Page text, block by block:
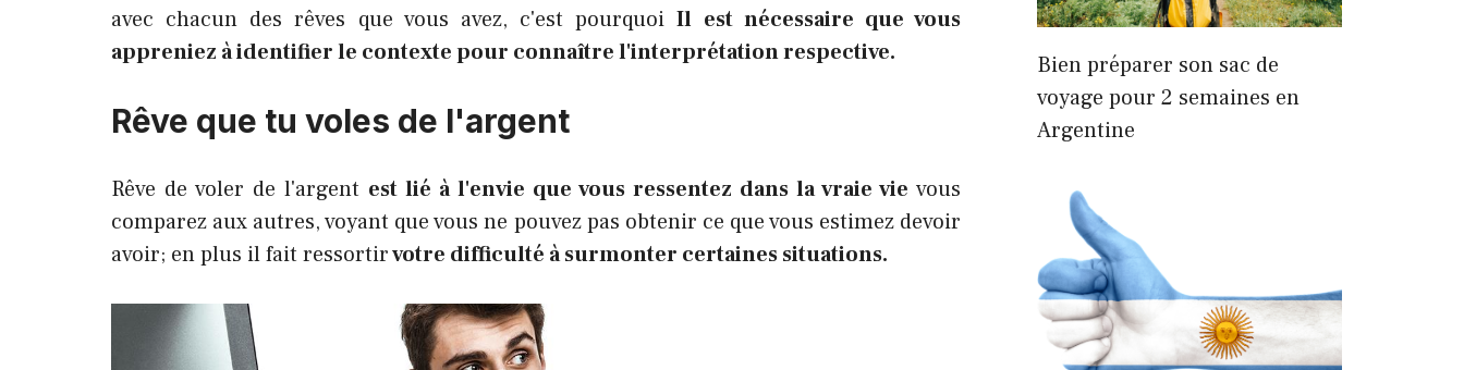
avec chacun des rêves que vous avez, c'est pourquoiIl est nécessaire que vous
appreniez à identifier le contexte pour connaître l'interprétation respective.
Rêve que tu voles de l'argent
Rêve de voler de l'argent est lié à l'envie que vous ressentez dans la vraie vie vous
comparez aux autres, voyant que vous ne pouvez pas obtenir ce que vous estimez devoir
avoir; en plus il fait ressortirvotre difficulté à surmonter certaines situations.
Bien préparer son sac de
voyage pour 2 semaines en
Argentine